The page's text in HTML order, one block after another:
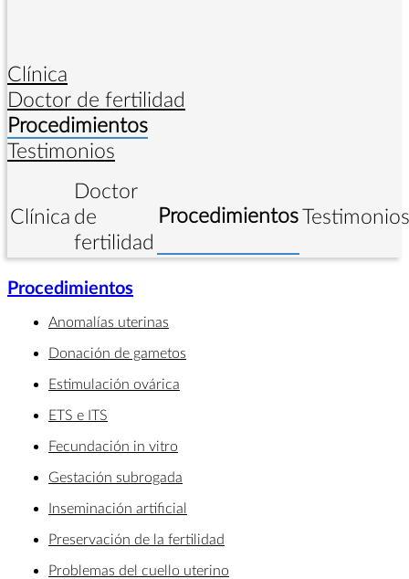
Clínica
Doctor de fertilidad
Procedimientos
Testimonios
Clínica
Doctor
de
fertilidad
ProcedimientosTestimonios
Procedimientos
Anomalías uterinas
Donación de gametos
Estimulación ovárica
ETS e ITS
Fecundación in vitro
Gestación subrogada
Inseminación artificial
Preservación de la fertilidad
Problemas del cuello uterino